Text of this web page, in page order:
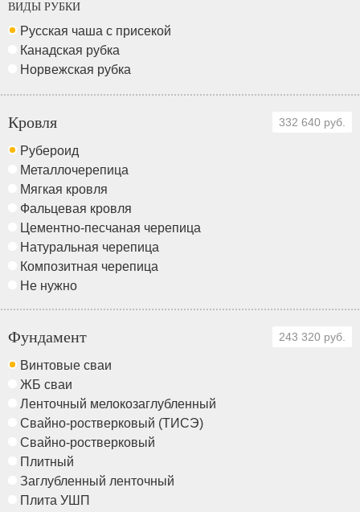
ВИДЫ РУБКИ
Русская чаша с присекой
Канадская рубка
Норвежская рубка
Кровля 332 640 руб.
Рубероид
Металлочерепица
Мягкая кровля
Фальцевая кровля
Цементно-песчаная черепица
Натуральная черепица
Композитная черепица
Не нужно
Фундамент 243 320 руб.
Винтовые сваи
ЖБ сваи
Ленточный мелокозаглубленный
Свайно-ростверковый (ТИСЭ)
Свайно-ростверковый
Плитный
Заглубленный ленточный
Плита УШП